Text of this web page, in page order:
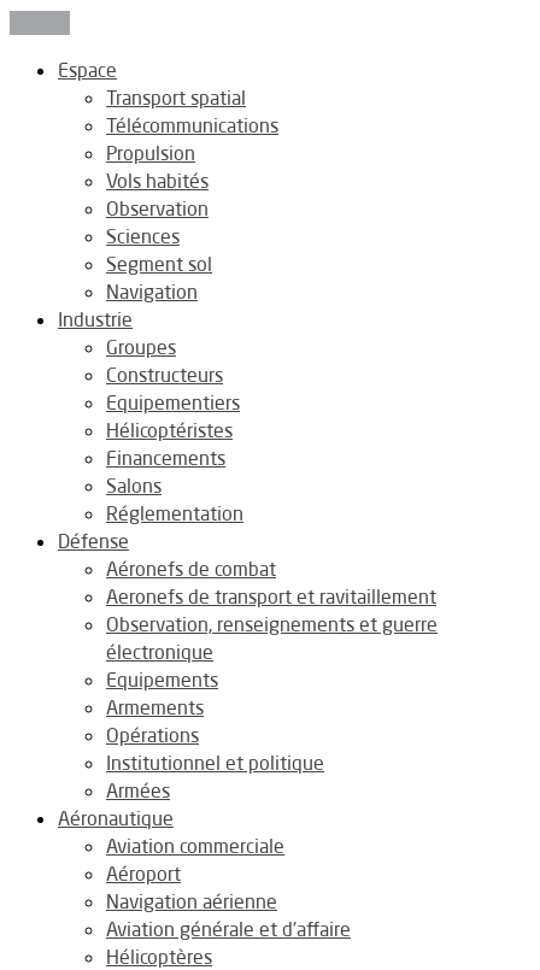
Espace
Transport spatial
Télécommunications
Propulsion
Vols habités
Observation
Sciences
Segment sol
Navigation
Industrie
Groupes
Constructeurs
Equipementiers
Hélicoptéristes
Financements
Salons
Réglementation
Défense
Aéronefs de combat
Aeronefs de transport et ravitaillement
Observation, renseignements et guerre
électronique
Equipements
Armements
Opérations
Institutionnel et politique
Armées
Aéronautique
Aviation commerciale
Aéroport
Navigation aérienne
Aviation générale et d’affaire
Hélicoptères